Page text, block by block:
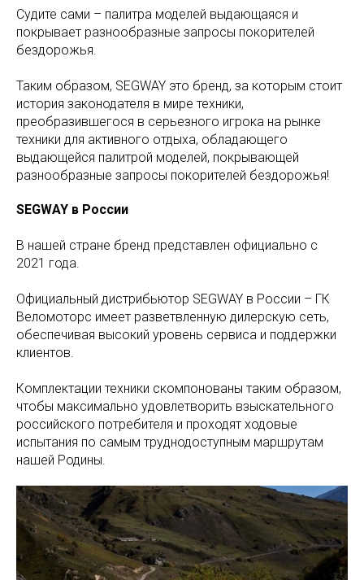
Судите сами – палитра моделей выдающаяся и
покрывает разнообразные запросы покорителей
бездорожья.
Таким образом, SEGWAY это бренд, за которым стоит
история законодателя в мире техники,
преобразившегося в серьезного игрока на рынке
техники для активного отдыха, обладающего
выдающейся палитрой моделей, покрывающей
разнообразные запросы покорителей бездорожья!
SEGWAY в России
В нашей стране бренд представлен официально с
2021 года.
Официальный дистрибьютор SEGWAY в России – ГК
Веломоторс имеет разветвленную дилерскую сеть,
обеспечивая высокий уровень сервиса и поддержки
клиентов.
Комплектации техники скомпонованы таким образом,
чтобы максимально удовлетворить взыскательного
российского потребителя и проходят ходовые
испытания по самым труднодоступным маршрутам
нашей Родины.